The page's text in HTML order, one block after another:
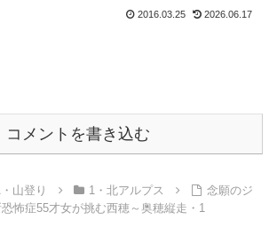
よ？の、もおすけでございます。んで、
2016.03.25 2026.06.17
コメントを書き込む
山登り 1・北アルプス
念願のジ
怖症55才女が挑む西穂～奥穂縦走・1